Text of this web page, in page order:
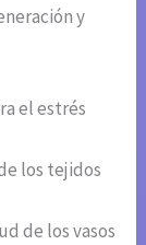
y
el estrés
los tejidos
de los vasos